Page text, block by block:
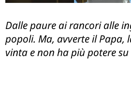
Dalle paure ai rancori alle
popoli. Ma, avverte il Papa,
vinta e non ha più potere